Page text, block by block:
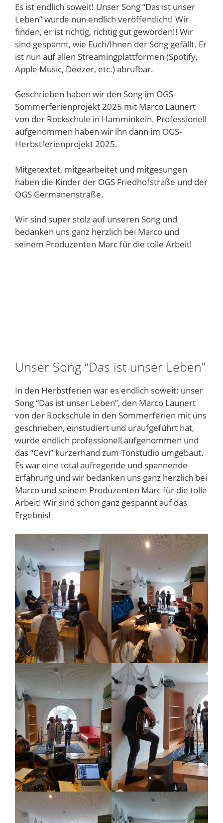
Es ist endlich soweit! Unser Song “Das ist unser
Leben” wurde nun endlich veröffentlicht! Wir
finden, er ist richtig, richtig gut geworden!! Wir
sind gespannt, wie Euch/Ihnen der Song gefällt. Er
ist nun auf allen Streamingplattformen (Spotify,
Apple Music, Deezer, etc.) abrufbar.
Geschrieben haben wir den Song im OGS-
Sommerferienprojekt 2025 mit Marco Launert
von der Rockschule in Hamminkeln. Professionell
aufgenommen haben wir ihn dann im OGS-
Herbstferienprojekt 2025.
Mitgetextet, mitgearbeitet und mitgesungen
haben die Kinder der OGS Friedhofstraße und der
OGS Germanenstraße.
Wir sind super stolz auf unseren Song und
bedanken uns ganz herzlich bei Marco und
seinem Produzenten Marc für die tolle Arbeit!
Unser Song “Das ist unser Leben”
In den Herbstferien war es endlich soweit: unser
Song “Das ist unser Leben”, den Marco Launert
von der Rockschule in den Sommerferien mit uns
geschrieben, einstudiert und uraufgeführt hat,
wurde endlich professionell aufgenommen und
das “Cevi” kurzerhand zum Tonstudio umgebaut.
Es war eine total aufregende und spannende
Erfahrung und wir bedanken uns ganz herzlich bei
Marco und seinem Produzenten Marc für die tolle
Arbeit! Wir sind schon ganz gespannt auf das
Ergebnis!